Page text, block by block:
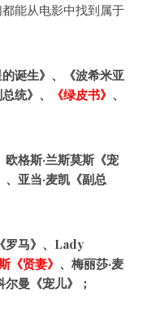
能从电影中找到属于
诞生》、《波希米亚
统》、
《绿皮书》 、
欧格斯·兰斯莫斯《宠
亚当·麦凯《副总
罗马》、Lady
《贤妻》 、梅丽莎·麦
曼《宠儿》；